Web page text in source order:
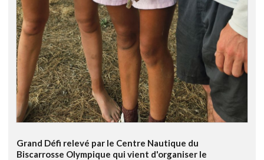
Grand Défi relevé par le Centre Nautique du
Biscarrosse Olympique qui vient d'organiser le